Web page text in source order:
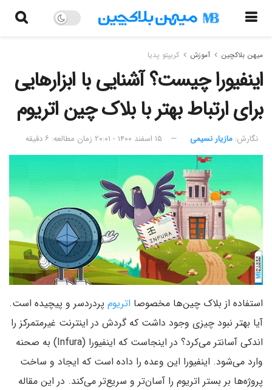
میهن بلاکچین آموزش کریپتو پدیا
اینفیورا چیست؟ آشنایی با ابزارهایی
برای ارتباط بهتر با بلاک چین اتریوم
نگارش:‌ مازیار نسیمی ۱۵ اسفند ۱۴۰۰ - ۲۰:۰۱ زمان مطالعه: ۶ دقیقه
استفاده از بلاک چین‌ها مخصوصا اتریوم پردردسر و پیچیده است.
آیا بهتر نبود چیزی وجود داشت که گردش در اینترنت غیرمتمرکز را
اندکی آسانتر می‌کرد؟ در اینجاست که اینفیورا (Infura) به صحنه
وارد می‌شود. اینفیورا این وعده را داده است که ایجاد و ساخت
پروژه‌ها بر بستر اتریوم را آسان‌تر و سریع‌تر می‌کند. در این مقاله